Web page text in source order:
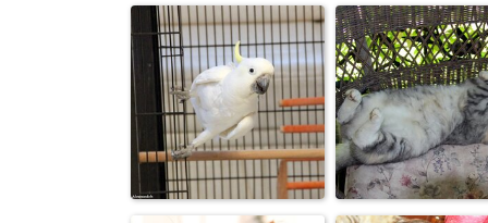
СОЛНЫШКО НА
СНЕГУ.
РОКОВАЯ
ЖЕНЩИНА.